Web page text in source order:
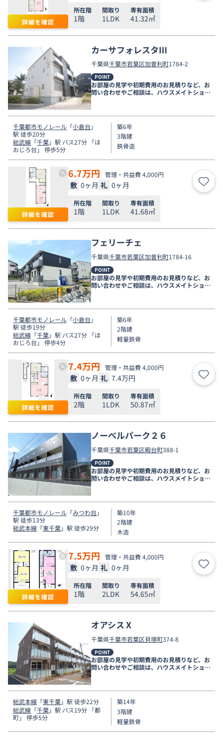
詳細を確認
所在階
1階
間取り
1LDK
専有面積
41.32㎡
カーサフォレスタⅢ
千葉県千葉市若葉区加曽利町1784-2
POINT
お部屋の見学や初期費用のお見積りなど、お
問い合わせやご相談は、ハウスメイトショッ
プ千葉店まで。
千葉都市モノレール 「小倉台」
駅 徒歩20分
総武線 「千葉」駅 バス27分 「ほ
おじろ台」 停歩5分
築6年
3階建
鉄骨造
詳細を確認
6.7万円 管理・共益費 4,000円
敷 0ヶ月 礼 0ヶ月 お気
所在階
1階
間取り
1LDK
専有面積
41.68㎡
フェリーチェ
千葉県千葉市若葉区加曽利町1784-16
POINT
お部屋の見学や初期費用のお見積りなど、お
問い合わせやご相談は、ハウスメイトショッ
プ千葉店まで。
千葉都市モノレール 「小倉台」
駅 徒歩19分
総武線 「千葉」駅 バス27分 「ほ
おじろ台」 停歩4分
築6年
2階建
軽量鉄骨
詳細を確認
7.4万円 管理・共益費 4,000円
敷 0ヶ月 礼 7.4万円 お気
所在階
2階
間取り
1LDK
専有面積
50.87㎡
ノーベルパーク２６
千葉県千葉市若葉区殿台町388-1
POINT
お部屋の見学や初期費用のお見積りなど、お
問い合わせやご相談は、ハウスメイトショッ
プ千葉店まで。
千葉都市モノレール 「みつわ台」
駅 徒歩13分
総武本線 「東千葉」駅 徒歩29分
築10年
2階建
木造
詳細を確認
7.5万円 管理・共益費 4,000円
敷 0ヶ月 礼 0ヶ月 お気
所在階
1階
間取り
2LDK
専有面積
54.65㎡
オアシスⅩ
千葉県千葉市若葉区貝塚町374-8
POINT
お部屋の見学や初期費用のお見積りなど、お
問い合わせやご相談は、ハウスメイトショッ
プ千葉店まで。
総武本線 「東千葉」駅 徒歩22分
総武線 「千葉」駅 バス19分 「都
町」 停歩5分
築14年
3階建
軽量鉄骨